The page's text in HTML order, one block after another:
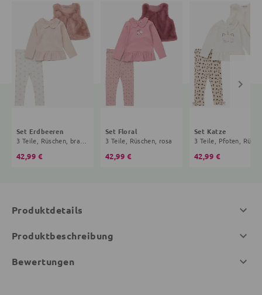
Set Erdbeeren
3 Teile, Rüschen, braun, creme
42,99 €
Set Floral
3 Teile, Rüschen, rosa
42,99 €
Set Katze
42,99 €
Produktdetails
Produktbeschreibung
Bewertungen